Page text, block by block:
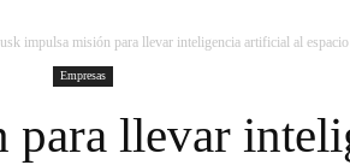
impulsa misión para llevar inteligencia artificial al espacio
Empresas
llevar